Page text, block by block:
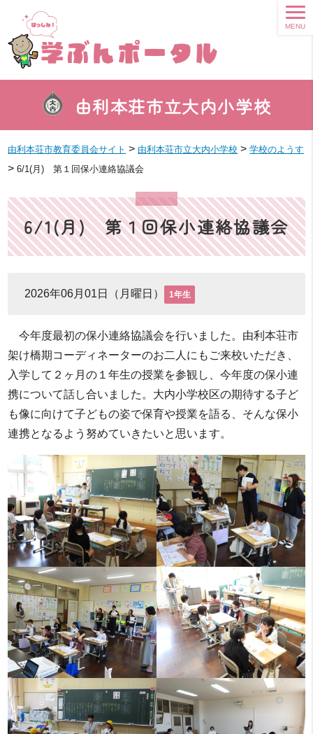
由利本荘市立大内小学校
MENU
由利本荘市教育委員会サイト > 由利本荘市立大内小学校 >学校のようす
>6/1(月) 第１回保小連絡協議会
6/1(月) 第１回保小連絡協議会
2026年06月01日（月曜日） 1年生
今年度最初の保小連絡協議会を行いました。由利本荘市
架け橋期コーディネーターのお二人にもご来校いただき、
入学して２ヶ月の１年生の授業を参観し、今年度の保小連
携について話し合いました。大内小学校区の期待する子ど
も像に向けて子どもの姿で保育や授業を語る、そんな保小
連携となるよう努めていきたいと思います。